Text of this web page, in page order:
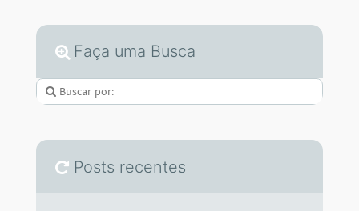
Faça uma Busca
Posts recentes